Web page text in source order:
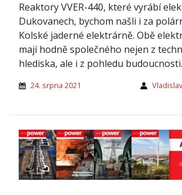
Reaktory VVER-440, které vyrábí
Dukovanech, bychom našli i za
Kolské jaderné elektrárně. Obě
mají hodně společného nejen z
hlediska, ale i z pohledu budoucnosti.
24. srpna 2021